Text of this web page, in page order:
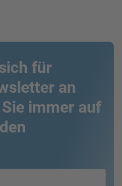
für
an
immer auf